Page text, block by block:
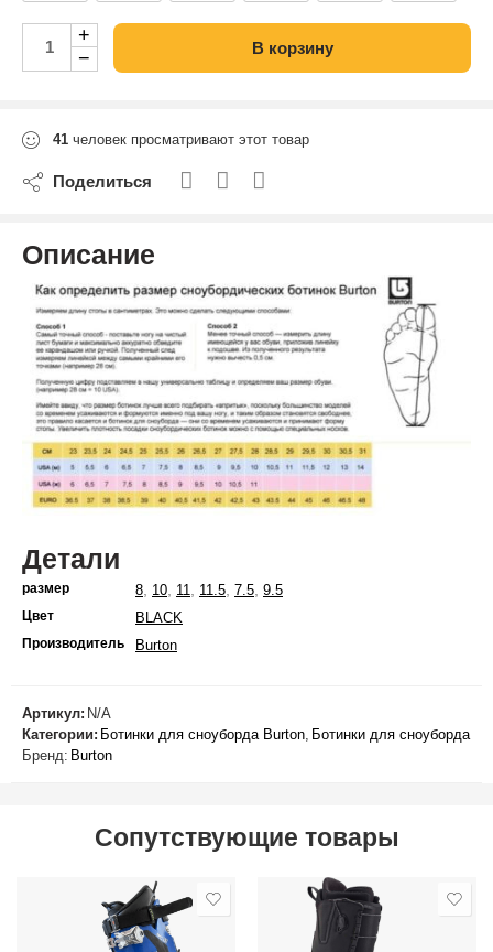
+
−
В корзину
41 человек просматривают этот товар
Поделиться
Описание
Детали
размер 8 10 11 11.5 7.5 9.5
Цвет BLACK
Производитель Burton
Артикул: N/A
Категории: Ботинки для сноуборда Burton Ботинки для сноуборда
Бренд: Burton
Сопутствующие товары